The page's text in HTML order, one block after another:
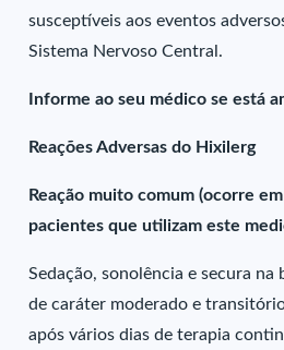
susceptíveis aos eventos
Sistema Nervoso Central.
Informe ao seu médico se está
Reações Adversas do Hixilerg
Reação muito comum (ocorre
pacientes que utilizam este
Sedação, sonolência e secura na
de caráter moderado e
após vários dias de terapia